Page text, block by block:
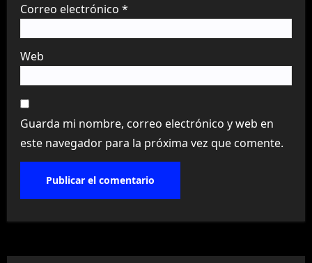
Correo electrónico *
Web
Guarda mi nombre, correo electrónico y web en
este navegador para la próxima vez que comente.